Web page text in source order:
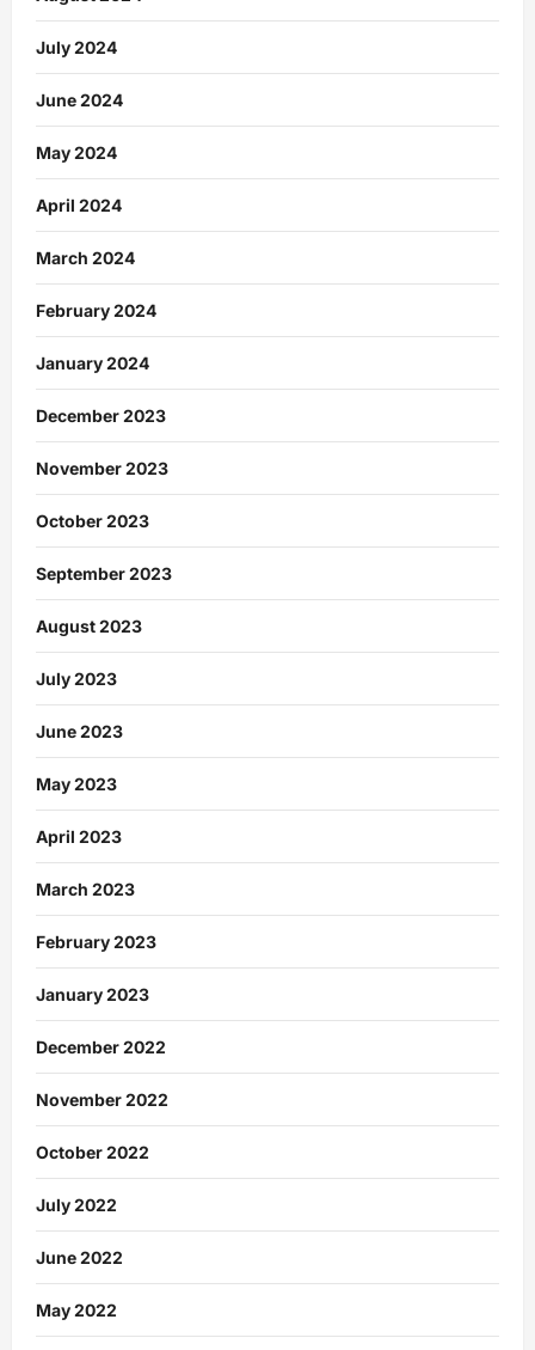
July 2024
June 2024
May 2024
April 2024
March 2024
February 2024
January 2024
December 2023
November 2023
October 2023
September 2023
August 2023
July 2023
June 2023
May 2023
April 2023
March 2023
February 2023
January 2023
December 2022
November 2022
October 2022
July 2022
June 2022
May 2022